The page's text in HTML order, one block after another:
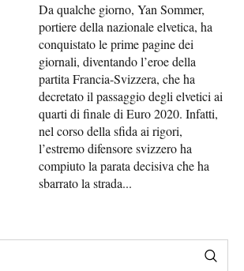
Da qualche giorno, Yan Sommer,
portiere della nazionale elvetica, ha
conquistato le prime pagine dei
giornali, diventando l’eroe della
partita Francia-Svizzera, che ha
decretato il passaggio degli elvetici ai
quarti di finale di Euro 2020. Infatti,
nel corso della sfida ai rigori,
l’estremo difensore svizzero ha
compiuto la parata decisiva che ha
sbarrato la strada...